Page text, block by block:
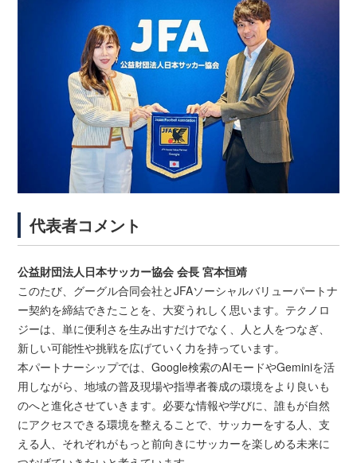
代表者コメント
公益財団法人日本サッカー協会 会長 宮本恒靖
このたび、グーグル合同会社とJFAソーシャルバリューパートナ
ー契約を締結できたことを、大変うれしく思います。テクノロ
ジーは、単に便利さを生み出すだけでなく、人と人をつなぎ、
新しい可能性や挑戦を広げていく力を持っています。
本パートナーシップでは、Google検索のAIモードやGeminiを活
用しながら、地域の普及現場や指導者養成の環境をより良いも
のへと進化させていきます。必要な情報や学びに、誰もが自然
にアクセスできる環境を整えることで、サッカーをする人、支
える人、それぞれがもっと前向きにサッカーを楽しめる未来に